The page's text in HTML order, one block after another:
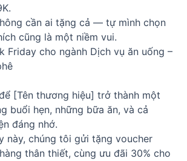
cần ai tặng cả — tự mình chọn
cũng là một niềm vui.
Friday cho ngành Dịch vụ ăn uống –
[Tên thương hiệu] trở thành một
buổi hẹn, những bữa ăn, và cả
đáng nhớ.
này, chúng tôi gửi tặng voucher
thân thiết, cùng ưu đãi 30% cho